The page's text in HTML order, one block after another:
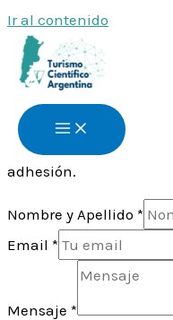
Ir al contenido
Contacto
Contacta con
Completa el siguiente
información, trasladar
adhesión.
Nombre y Apellido *
Email *
Mensaje *